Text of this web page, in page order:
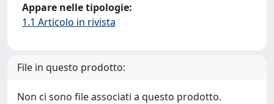
Appare nelle tipologie:
1.1 Articolo in rivista
File in questo prodotto:
Non ci sono file associati a questo prodotto.